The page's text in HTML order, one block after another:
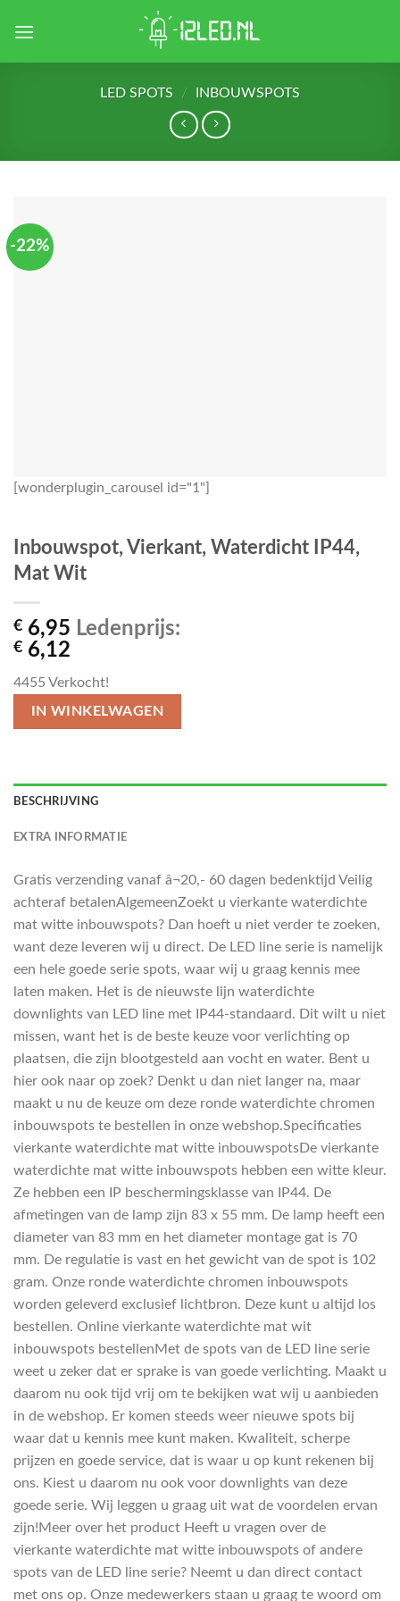
LED SPOTS / INBOUWSPOTS
-22%
[wonderplugin_carousel id="1"]
Inbouwspot, Vierkant, Waterdicht IP44,
Mat Wit
€ 6,95 Ledenprijs:
€ 6,12
4455 Verkocht!
IN WINKELWAGEN
BESCHRIJVING
EXTRA INFORMATIE
Gratis verzending vanaf â¬20,- 60 dagen bedenktijd Veilig
achteraf betalenAlgemeenZoekt u vierkante waterdichte
mat witte inbouwspots? Dan hoeft u niet verder te zoeken,
want deze leveren wij u direct. De LED line serie is namelijk
een hele goede serie spots, waar wij u graag kennis mee
laten maken. Het is de nieuwste lijn waterdichte
downlights van LED line met IP44-standaard. Dit wilt u niet
missen, want het is de beste keuze voor verlichting op
plaatsen, die zijn blootgesteld aan vocht en water. Bent u
hier ook naar op zoek? Denkt u dan niet langer na, maar
maakt u nu de keuze om deze ronde waterdichte chromen
inbouwspots te bestellen in onze webshop.Specificaties
vierkante waterdichte mat witte inbouwspotsDe vierkante
waterdichte mat witte inbouwspots hebben een witte kleur.
Ze hebben een IP beschermingsklasse van IP44. De
afmetingen van de lamp zijn 83 x 55 mm. De lamp heeft een
diameter van 83 mm en het diameter montage gat is 70
mm. De regulatie is vast en het gewicht van de spot is 102
gram. Onze ronde waterdichte chromen inbouwspots
worden geleverd exclusief lichtbron. Deze kunt u altijd los
bestellen. Online vierkante waterdichte mat wit
inbouwspots bestellenMet de spots van de LED line serie
weet u zeker dat er sprake is van goede verlichting. Maakt u
daarom nu ook tijd vrij om te bekijken wat wij u aanbieden
in de webshop. Er komen steeds weer nieuwe spots bij
waar dat u kennis mee kunt maken. Kwaliteit, scherpe
prijzen en goede service, dat is waar u op kunt rekenen bij
ons. Kiest u daarom nu ook voor downlights van deze
goede serie. Wij leggen u graag uit wat de voordelen ervan
zijn!Meer over het product Heeft u vragen over de
vierkante waterdichte mat witte inbouwspots of andere
spots van de LED line serie? Neemt u dan direct contact
met ons op. Onze medewerkers staan u graag te woord om